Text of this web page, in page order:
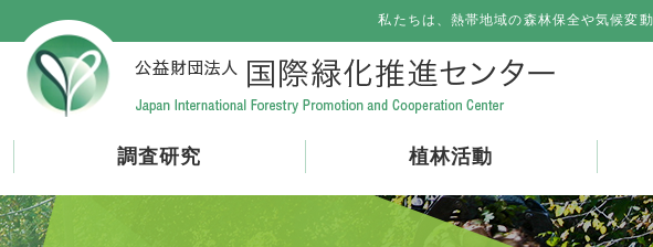
私たちは、熱帯地域の森林保全や気候変
調査研究 植林活動